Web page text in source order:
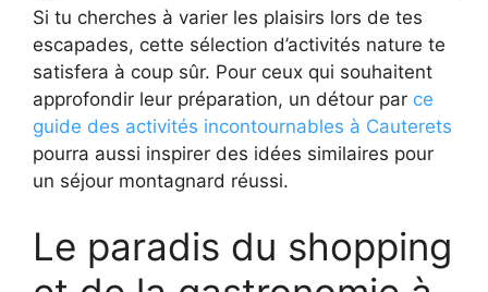
Si tu cherches à varier les plaisirs lors de tes
escapades, cette sélection d’activités nature te
satisfera à coup sûr. Pour ceux qui souhaitent
approfondir leur préparation, un détour par ce
guide des activités incontournables à Cauterets
pourra aussi inspirer des idées similaires pour
un séjour montagnard réussi.
Le paradis du shopping